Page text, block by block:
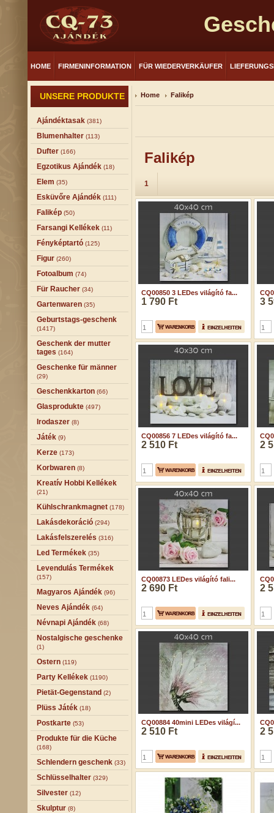
HOME FIRMENINFORMATION FÜR WIEDERVERKÄUFER
UNSERE PRODUKTE
Ajándéktasak (381)
Blumenhalter (113)
Dufter (166)
Egzotikus Ajándék (18)
Elem (35)
Esküvőre Ajándék (111)
Falikép (50)
Farsangi Kellékek (11)
Fényképtartó (125)
Figur (260)
Fotoalbum (74)
Für Raucher (34)
Gartenwaren (35)
Geburtstags-geschenk
(1417)
Geschenk der mutter
tages (164)
Geschenke für männer
(29)
Geschenkkarton (66)
Glasprodukte (497)
Irodaszer (8)
Játék (9)
Kerze (173)
Korbwaren (8)
Kreatív Hobbi Kellékek
(21)
Kühlschrankmagnet (178)
Lakásdekoráció (294)
Lakásfelszerelés (316)
Led Termékek (35)
Levendulás Termékek
(157)
Magyaros Ajándék (96)
Neves Ajándék (64)
Névnapi Ajándék (68)
Nostalgische geschenke
(1)
Ostern (119)
Party Kellékek (1190)
Pietät-Gegenstand (2)
Plüss Játék (18)
Postkarte (53)
Produkte für die Küche
(168)
Schlendern geschenk (33)
Schlüsselhalter (329)
Silvester (12)
Skulptur (8)
Home Falikép
Falikép
1
CQ00850 3 LEDes világító fa...
1 790 Ft 3
CQ00856 7 LEDes világító fa...
2 510 Ft 2
CQ00873 LEDes világító fali...
2 690 Ft 2
CQ00884 40mini LEDes világí...
2 510 Ft 2